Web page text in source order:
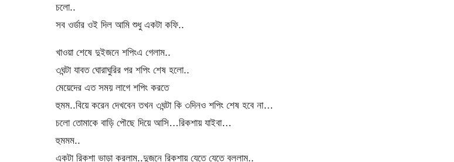
চলো..
সব ওর্ডার ওই দিল আমি শুধু একটা কফি..
খাওয়া শেষে দুইজনে শপিংএ গেলাম..
৩ঘন্টা যাবত ঘোরাঘুরির পর শপিং শেষ হলো..
মেয়েদের এত সময় লাগে শপিং করতে
হুমম..বিয়ে করেন দেখবেন তখন ৩ঘন্টা কি ৩দিনও শপিং শেষ‌ হবে না…
চলো তোমাকে বাড়ি পৌছে দিয়ে আসি…রিকশায় যাইবা…
হুমমম..
একটা রিকশা ভাড়া করলাম..দুজনে রিকশায় যেতে যেতে বললাম..